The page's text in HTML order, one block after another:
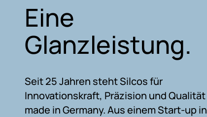
Eine
Glanzleistung.
Seit 25 Jahren steht Silcos für
Innovationskraft, Präzision und Qualität
made in Germany. Aus einem Start-up in